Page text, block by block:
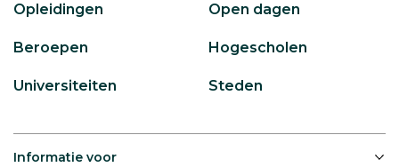
Opleidingen Open dagen
Beroepen Hogescholen
Universiteiten Steden
Informatie voor